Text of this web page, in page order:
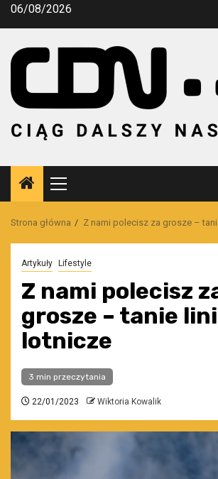
Przejdź
06/08/2026
Menu
główne
Strona główna Z nami polecisz za grosze –
Artykuły Lifestyle
Z nami polecisz
grosze – tanie
lotnicze
3 min przeczytania
22/01/2023 Wiktoria Kowalik